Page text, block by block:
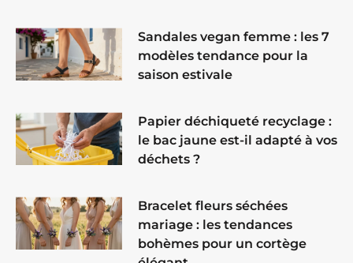
Sandales vegan femme : les 7
modèles tendance pour la
saison estivale
Papier déchiqueté recyclage :
le bac jaune est-il adapté à vos
déchets ?
Bracelet fleurs séchées
mariage : les tendances
bohèmes pour un cortège